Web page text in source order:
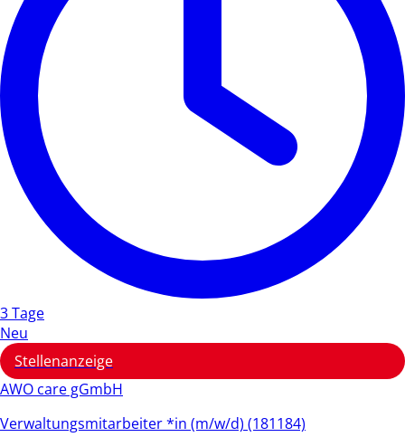
3 Tage
Neu
Stellenanzeige
AWO care gGmbH
Verwaltungsmitarbeiter *in (m/w/d) (181184)